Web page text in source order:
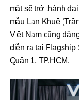
mặt sẽ trở thành
mẫu Lan Khuê
Việt Nam cũng
diễn ra tại Flagship
Quận 1, TP.HCM.